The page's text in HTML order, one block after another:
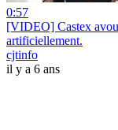
0:57
[VIDEO] Castex
artificiellement.
cjtinfo
il y a 6 ans